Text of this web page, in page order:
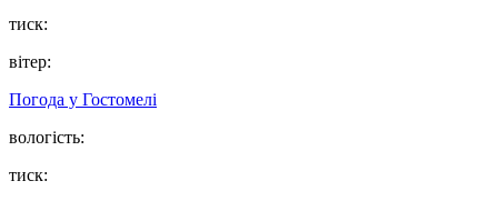
тиск:
вітер:
Погода у Гостомелі
вологість:
тиск: